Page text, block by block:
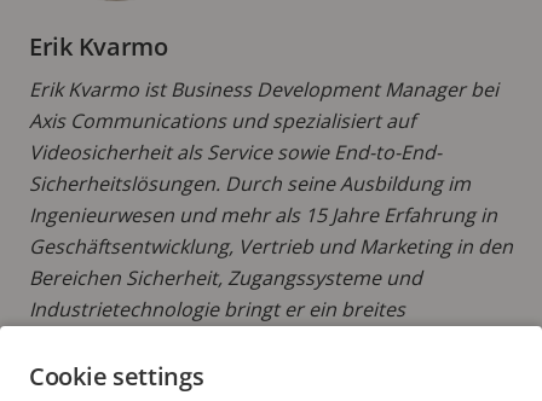
Erik Kvarmo
Erik Kvarmo ist Business Development Manager bei
Axis Communications und spezialisiert auf
Videosicherheit als Service sowie End-to-End-
Sicherheitslösungen. Durch seine Ausbildung im
Ingenieurwesen und mehr als 15 Jahre Erfahrung in
Geschäftsentwicklung, Vertrieb und Marketing in den
Bereichen Sicherheit, Zugangssysteme und
Industrietechnologie bringt er ein breites
Wandel mit.
Cookie settings